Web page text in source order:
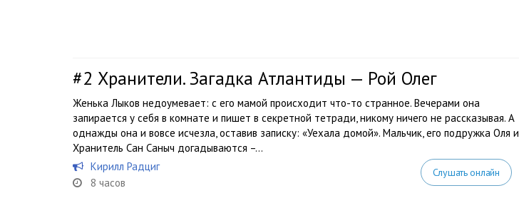
#2 Хранители. Загадка Атлантиды — Рой Олег
Женька Лыков недоумевает: с его мамой происходит что-то странное. Вечерами она
запирается у себя в комнате и пишет в секретной тетради, никому ничего не рассказывая. А
однажды она и вовсе исчезла, оставив записку: «Уехала домой». Мальчик, его подружка Оля и
Хранитель Сан Саныч догадываются –...
Кирилл Радциг
8 часов
Слушать онлайн